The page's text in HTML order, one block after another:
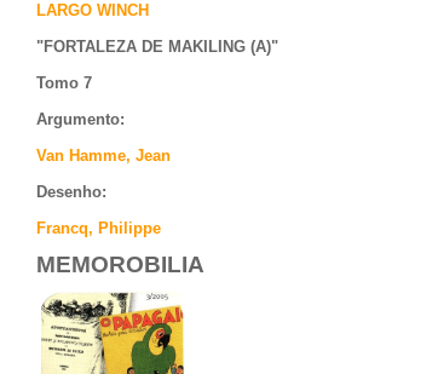
LARGO WINCH
"FORTALEZA DE MAKILING (A)"
Tomo 7
Argumento:
Van Hamme, Jean
Desenho:
Francq, Philippe
MEMOROBILIA